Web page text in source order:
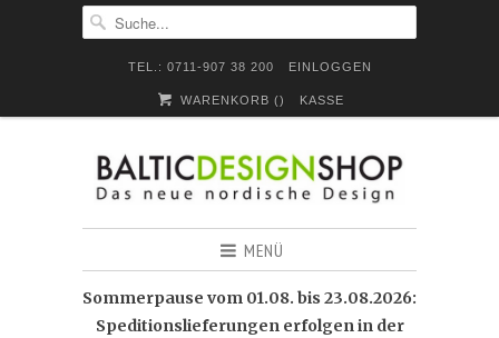
TEL.: 0711-907 38 200 EINLOGGEN
WARENKORB () KASSE
MENÜ
Sommerpause vom 01.08. bis 23.08.2026:
Speditionslieferungen erfolgen in der